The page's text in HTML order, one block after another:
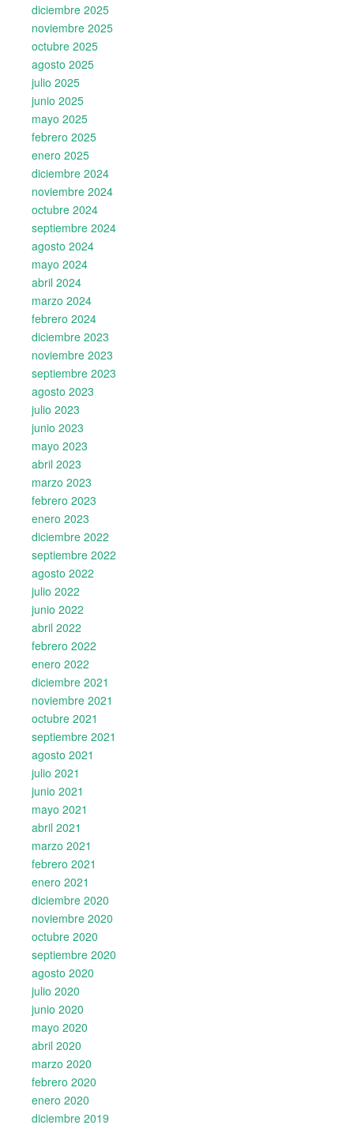
diciembre 2025
noviembre 2025
octubre 2025
agosto 2025
julio 2025
junio 2025
mayo 2025
febrero 2025
enero 2025
diciembre 2024
noviembre 2024
octubre 2024
septiembre 2024
agosto 2024
mayo 2024
abril 2024
marzo 2024
febrero 2024
diciembre 2023
noviembre 2023
septiembre 2023
agosto 2023
julio 2023
junio 2023
mayo 2023
abril 2023
marzo 2023
febrero 2023
enero 2023
diciembre 2022
septiembre 2022
agosto 2022
julio 2022
junio 2022
abril 2022
febrero 2022
enero 2022
diciembre 2021
noviembre 2021
octubre 2021
septiembre 2021
agosto 2021
julio 2021
junio 2021
mayo 2021
abril 2021
marzo 2021
febrero 2021
enero 2021
diciembre 2020
noviembre 2020
octubre 2020
septiembre 2020
agosto 2020
julio 2020
junio 2020
mayo 2020
abril 2020
marzo 2020
febrero 2020
enero 2020
diciembre 2019